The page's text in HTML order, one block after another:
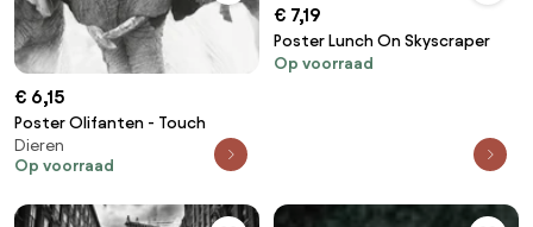
€ 6,15
Poster Olifanten - Touch
Dieren
Op voorraad
€ 7,19
Poster Lunch On Skyscraper
Op voorraad